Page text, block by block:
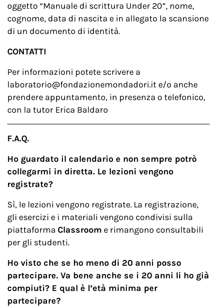
oggetto “Manuale di scrittura Under 20”, nome,
cognome, data di nascita e in allegato la scansione
di un documento di identità.
CONTATTI
Per informazioni potete scrivere a
laboratorio@fondazionemondadori.it e/o anche
prendere appuntamento, in presenza o telefonico,
con la tutor Erica Baldaro
F.A.Q.
Ho guardato il calendario e non sempre potrò
collegarmi in diretta. Le lezioni vengono
registrate?
Sì, le lezioni vengono registrate. La registrazione,
gli esercizi e i materiali vengono condivisi sulla
piattaforma Classroom e rimangono consultabili
per gli studenti.
Ho visto che se ho meno di 20 anni posso
partecipare. Va bene anche se i 20 anni li ho già
compiuti? E qual è l’età minima per
partecipare?